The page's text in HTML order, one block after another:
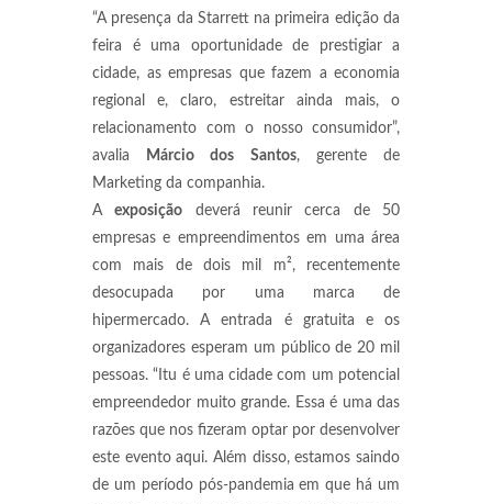
“A presença da Starrett na primeira edição da
feira é uma oportunidade de prestigiar a
cidade, as empresas que fazem a economia
regional e, claro, estreitar ainda mais, o
relacionamento com o nosso consumidor”,
avalia
Márcio dos Santos, gerente de
Marketing da companhia.
Aexposição deverá reunir cerca de 50
empresas e empreendimentos em uma área
com mais de dois mil m², recentemente
desocupada por uma marca de
hipermercado. A entrada é gratuita e os
organizadores esperam um público de 20 mil
pessoas. “Itu é uma cidade com um potencial
empreendedor muito grande. Essa é uma das
razões que nos fizeram optar por desenvolver
este evento aqui. Além disso, estamos saindo
de um período pós-pandemia em que há um